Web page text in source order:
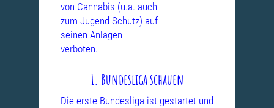
von Cannabis (u.a. auch
zum Jugend-Schutz) auf
seinen Anlagen
verboten.
1. Bundesliga schauen
Die erste Bundesliga ist gestartet und